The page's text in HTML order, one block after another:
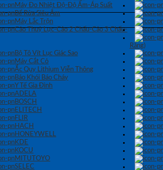
Máy Đo Nhiệt Độ-Độ Ẩm-Áp Suất
Bể Rửa Siêu Âm
Máy Lắc Trộn
Cảo Thuỷ Lực-Cảo 2 Chấu-Cảo 3 Chấu-
Răng)
Bộ Tô Vít Lục Giác Sao
Máy Cắt Cỏ
Ắc Quy Lithium Viễn Thông
Báo Khói Báo Cháy
Y Tế Gia Đình
ADELA
BOSCH
ELITECH
FLIR
HACH
HONEYWELL
KDE
KOCU
MITUTOYO
SELEC